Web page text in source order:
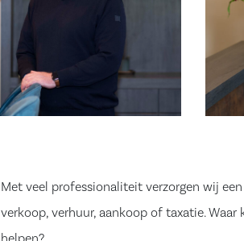
Met veel professionaliteit verzorgen wij
verkoop, verhuur, aankoop of taxatie.